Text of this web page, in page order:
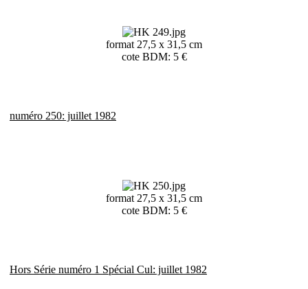
format 27,5 x 31,5 cm
cote BDM: 5 €
numéro 250: juillet 1982
format 27,5 x 31,5 cm
cote BDM: 5 €
Hors Série numéro 1 Spécial Cul: juillet 1982